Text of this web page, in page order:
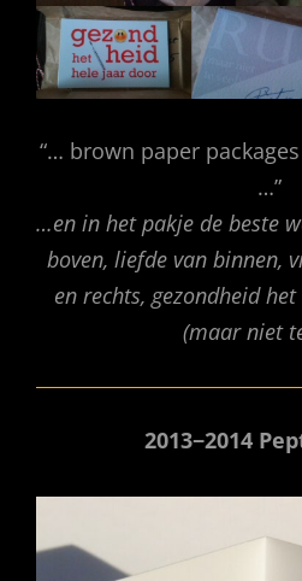
“… brown paper
…”
…en in het pakje de beste
boven, liefde van binnen,
en rechts, gezondheid
(maar niet
2013−2014